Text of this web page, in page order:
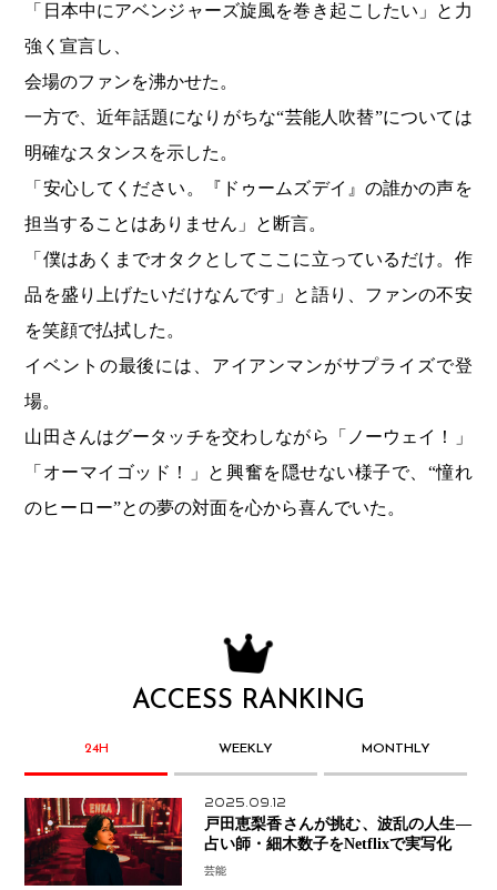
「日本中にアベンジャーズ旋風を巻き起こしたい」と力
強く宣言し、
会場のファンを沸かせた。
一方で、近年話題になりがちな“芸能人吹替”については
明確なスタンスを示した。
「安心してください。『ドゥームズデイ』の誰かの声を
担当することはありません」と断言。
「僕はあくまでオタクとしてここに立っているだけ。作
品を盛り上げたいだけなんです」と語り、ファンの不安
を笑顔で払拭した。
イベントの最後には、アイアンマンがサプライズで登
場。
山田さんはグータッチを交わしながら「ノーウェイ！」
「オーマイゴッド！」と興奮を隠せない様子で、“憧れ
のヒーロー”との夢の対面を心から喜んでいた。
ACCESS RANKING
24H WEEKLY MONTHLY
2025.09.12
戸田恵梨香さんが挑む、波乱の人生―
占い師・細木数子をNetflixで実写化
芸能